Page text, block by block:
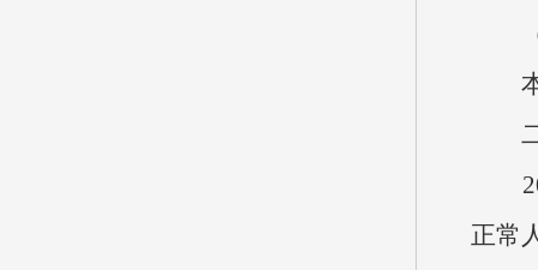
（
本
二
正常